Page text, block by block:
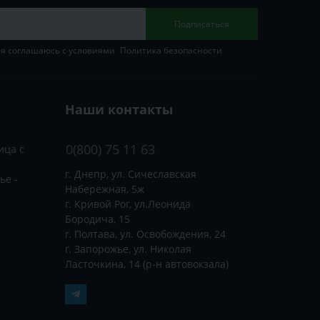
Подписаться
соглашаюсь с условиями Политика безопасности
с
-
Наши контакты
0(800) 75 11 63
г. Днепр, ул. Сичеславская
Набережная, 5ж
г. Кривой Рог, ул.Леонида
Бородича, 15
г. Полтава, ул. Освобождения, 24
г. Запорожье, ул. Николая
Ласточкина, 14 (р-н автовокзала)